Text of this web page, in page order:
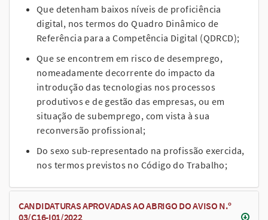
Que detenham baixos níveis de proficiência
digital, nos termos do Quadro Dinâmico de
Referência para a Competência Digital (QDRCD);
Que se encontrem em risco de desemprego,
nomeadamente decorrente do impacto da
introdução das tecnologias nos processos
produtivos e de gestão das empresas, ou em
situação de subemprego, com vista à sua
reconversão profissional;
Do sexo sub-representado na profissão exercida,
nos termos previstos no Código do Trabalho;
CANDIDATURAS APROVADAS AO ABRIGO DO AVISO N.º
03/C16-I01/2022